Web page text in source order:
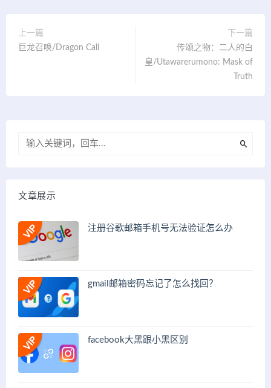
上一篇
巨龙召唤/Dragon Call
下一篇
传颂之物：二人的白
皇/Utawarerumono: Mask of
Truth
文章展示
注册谷歌邮箱手机号无法验证怎么办
gmail邮箱密码忘记了怎么找回？
facebook大黑跟小黑区别